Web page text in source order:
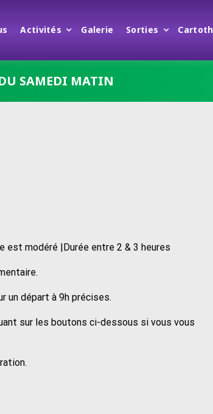
Activités Galerie Sorties
SAMEDI MATIN
est modéré |Durée entre 2 & 3 heures
un départ à 9h précises.
sur les boutons ci-dessous si vous vous